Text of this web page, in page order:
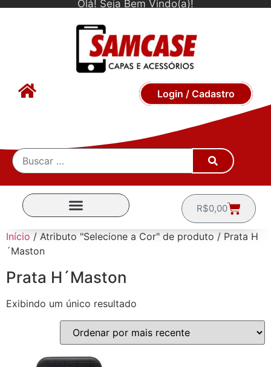
Olá! Seja Bem Vindo(a)!
Login / Cadastro
R$0,00
Início / Atributo "Selecione a Cor" de produto / Prata H
´Maston
Prata H´Maston
Exibindo um único resultado